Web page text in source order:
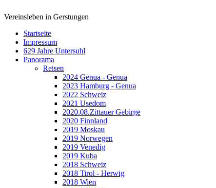
Vereinsleben in Gerstungen
Startseite
Impressum
629 Jahre Untersuhl
Panorama
Reisen
2024 Genua - Genua
2023 Hamburg - Genua
2022 Schweiz
2021 Usedom
2020.08.Zittauer Gebirge
2020 Finnland
2019 Moskau
2019 Norwegen
2019 Venedig
2019 Kuba
2018 Schweiz
2018 Tirol - Herwig
2018 Wien